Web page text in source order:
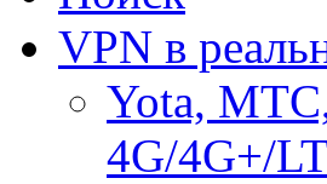
VPN в
Yota,
4G/4G+/